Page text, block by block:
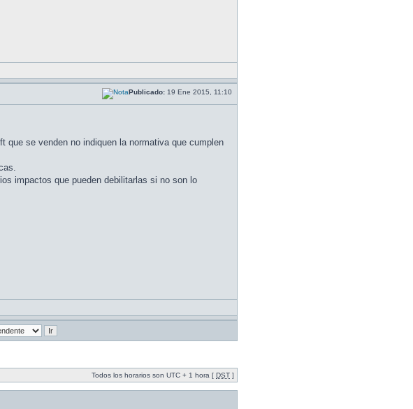
Publicado: 19 Ene 2015, 11:10
que se venden no indiquen la normativa que cumplen
impactos que pueden debilitarlas si no son lo
Todos los horarios son UTC + 1 hora [ DST ]